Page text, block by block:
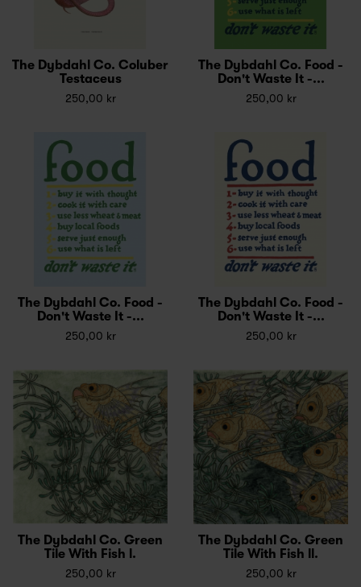
The Dybdahl Co. Coluber
Testaceus
250,00 kr
The Dybdahl Co. Food -
Don't Waste It -...
250,00 kr
The Dybdahl Co. Food -
Don't Waste It -...
250,00 kr
The Dybdahl Co. Food -
Don't Waste It -...
250,00 kr
The Dybdahl Co. Green
Tile With Fish l.
250,00 kr
The Dybdahl Co. Green
Tile With Fish ll.
250,00 kr